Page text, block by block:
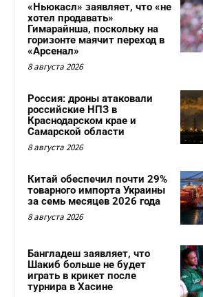
«Ньюкасл» заявляет, что «не
хотел продавать»
Гимарайнша, поскольку на
горизонте маячит переход в
«Арсенал»
8 августа 2026
Россия: дроны атаковали
российские НПЗ в
Краснодарском крае и
Самарской области
8 августа 2026
Китай обеспечил почти 29%
товарного импорта Украины
за семь месяцев 2026 года
8 августа 2026
Бангладеш заявляет, что
Шакиб больше не будет
играть в крикет после
турнира в Хасине